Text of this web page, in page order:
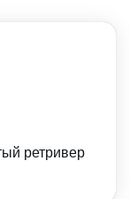
ретривер